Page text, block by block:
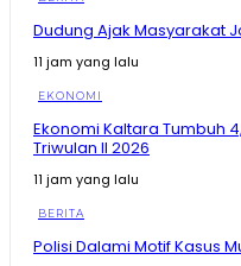
Baru Terus
01:02
Presiden
Cape Verde
#trending
Dudung Ajak Masyarakat
11 jam yang lalu
EKONOMI
Ekonomi Kaltara Tumbuh
Triwulan II 2026
11 jam yang lalu
BERITA
Polisi Dalami Motif Kasus